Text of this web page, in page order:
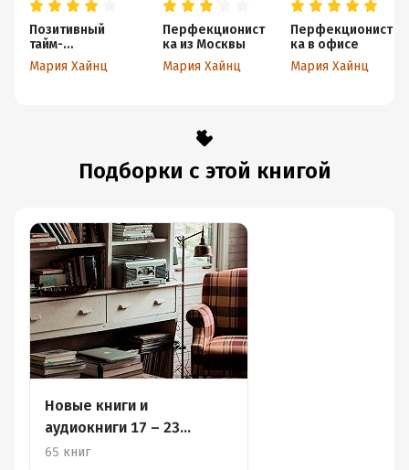
Позитивный
тайм-
менеджмент. Как
успевать быть
Мария Хайнц
Перфекционист
ка из Москвы
Мария Хайнц
Перфекционист
ка в офисе
Мария Хайнц
Подборки с этой книгой
Новые книги и
аудиокниги 17 – 23
апреля
65 книг